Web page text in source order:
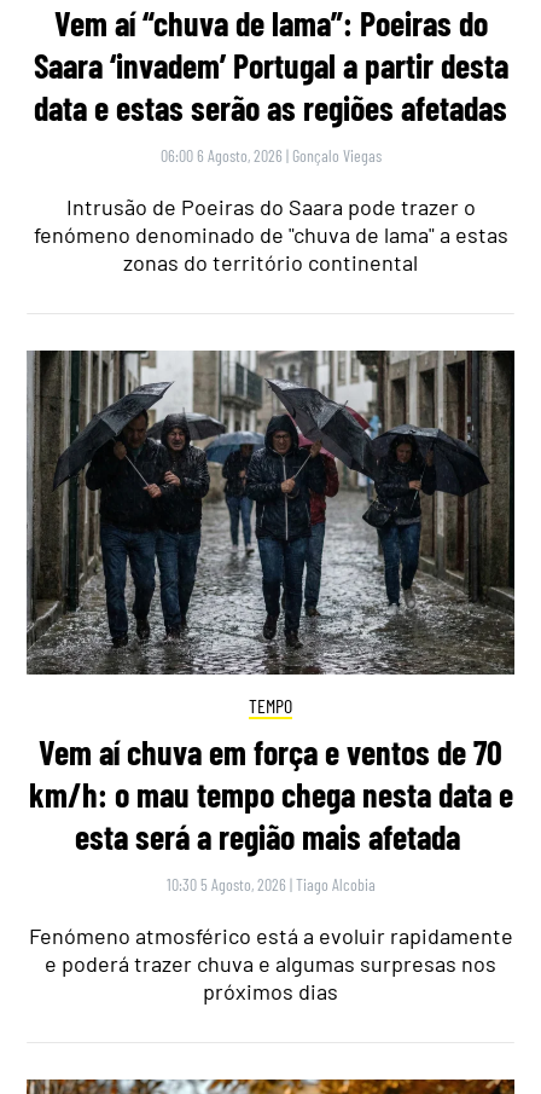
Vem aí “chuva de lama”: Poeiras do
Saara ‘invadem’ Portugal a partir desta
data e estas serão as regiões afetadas
06:00 6 Agosto, 2026 | Gonçalo Viegas
Intrusão de Poeiras do Saara pode trazer o
fenómeno denominado de "chuva de lama" a estas
zonas do território continental
TEMPO
Vem aí chuva em força e ventos de 70
km/h: o mau tempo chega nesta data e
esta será a região mais afetada
10:30 5 Agosto, 2026 |Tiago Alcobia
Fenómeno atmosférico está a evoluir rapidamente
e poderá trazer chuva e algumas surpresas nos
próximos dias